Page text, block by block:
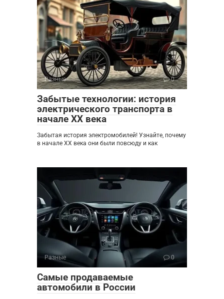
Разные 0
Забытые технологии: история
электрического транспорта в
начале XX века
Забытая история электромобилей! Узнайте, почему
в начале XX века они были повсюду и как
Разные 0
Самые продаваемые
автомобили в России